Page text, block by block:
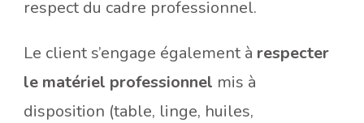
respect du cadre professionnel.
Le client s’engage également à respecter
le matériel professionnel mis à
disposition (table, linge, huiles,